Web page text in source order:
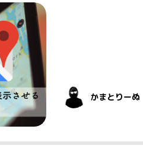
かまとりーぬ